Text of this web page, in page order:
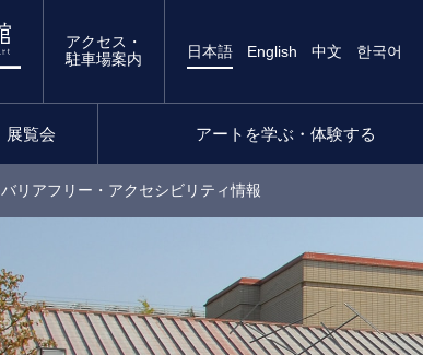
アクセス・
駐車場案内
日本語 English 中文 한국어
展覧会 アートを学ぶ・体験する
バリアフリー・アクセシビリティ情報